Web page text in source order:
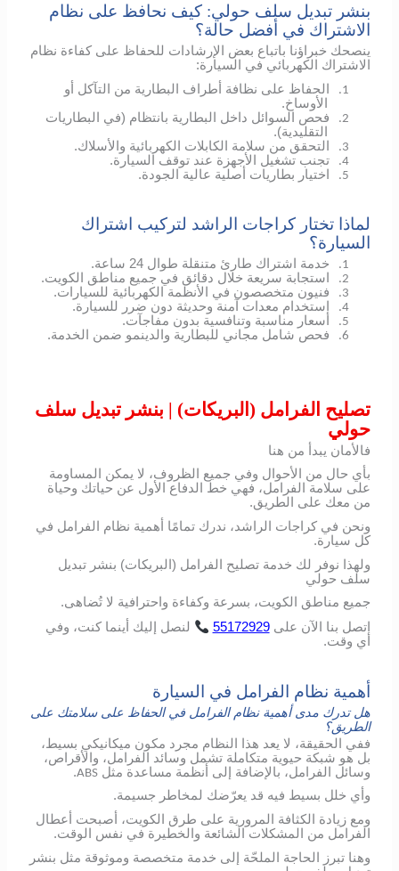
بنشر تبديل سلف حولي: كيف نحافظ على نظام
الاشتراك في أفضل حالة؟
ينصحك خبراؤنا باتباع بعض الإرشادات للحفاظ على كفاءة نظام
الاشتراك الكهربائي في السيارة:
1.
الحفاظ على نظافة أطراف البطارية من التآكل أو
الأوساخ.
2.
فحص السوائل داخل البطارية بانتظام (في البطاريات
التقليدية).
3. التحقق من سلامة الكابلات الكهربائية والأسلاك.
4. تجنب تشغيل الأجهزة عند توقف السيارة.
5. اختيار بطاريات أصلية عالية الجودة.
لماذا تختار كراجات الراشد لتركيب اشتراك
السيارة؟
1. خدمة اشتراك طارئ متنقلة طوال 24 ساعة.
2. استجابة سريعة خلال دقائق في جميع مناطق الكويت.
3. فنيون متخصصون في الأنظمة الكهربائية للسيارات.
4. استخدام معدات آمنة وحديثة دون ضرر للسيارة.
5. أسعار مناسبة وتنافسية بدون مفاجآت.
6. فحص شامل مجاني للبطارية والدينمو ضمن الخدمة.
تصليح الفرامل (البريكات) | بنشر تبديل سلف
حولي
فالأمان يبدأ من هنا
بأي حال من الأحوال وفي جميع الظروف، لا يمكن المساومة
على سلامة الفرامل، فهي خط الدفاع الأول عن حياتك وحياة
من معك على الطريق.
ونحن في كراجات الراشد، ندرك تمامًا أهمية نظام الفرامل في
كل سيارة.
ولهذا نوفر لك خدمة تصليح الفرامل (البريكات) بنشر تبديل
سلف حولي
جميع مناطق الكويت، بسرعة وكفاءة واحترافية لا تُضاهى.
اتصل بنا الآن على 55172929 لنصل إليك أينما كنت، وفي
أي وقت.
أهمية نظام الفرامل في السيارة
هل تدرك مدى أهمية نظام الفرامل في الحفاظ على سلامتك على
الطريق؟
ففي الحقيقة، لا يعد هذا النظام مجرد مكون ميكانيكي بسيط،
بل هو شبكة حيوية متكاملة تشمل وسائد الفرامل، والأقراص،
وسائل الفرامل، بالإضافة إلى أنظمة مساعدة مثلABS
.
وأي خلل بسيط فيه قد يعرّضك لمخاطر جسيمة.
ومع زيادة الكثافة المرورية على طرق الكويت، أصبحت أعطال
الفرامل من المشكلات الشائعة والخطيرة في نفس الوقت.
وهنا تبرز الحاجة الملحّة إلى خدمة متخصصة وموثوقة مثل بنشر